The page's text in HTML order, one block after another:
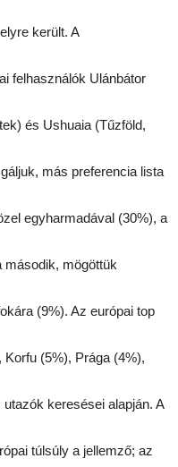
került. A
felhasználók Ulánbátor
és Ushuaia (Tűzföld,
más preferencia lista
egyharmadával (30%), a
második, mögöttük
(9%). Az európai top
(5%), Prága (4%),
keresései alapján. A
túlsúly a jellemző; az